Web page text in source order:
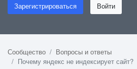
Зарегистрироваться Войти
Сообщество
Вопросы и ответы
Почему яндекс не индексирует сайт?